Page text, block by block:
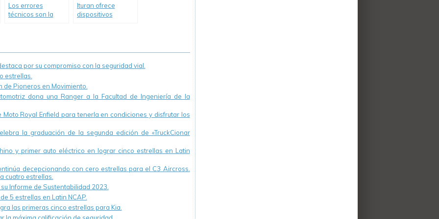
Los errores
técnicos son la
Ituran ofrece
dispositivos
por su compromiso con la seguridad vial.
estrellas.
Pioneros en Movimiento.
dona una Ranger a la Facultad de Ingeniería de la
Royal Enfield para tenerla en condiciones y disfrutar los
la graduación de la segunda edición de «TruckCionar
y primer auto eléctrico en lograr cinco estrellas en Latin
decepcionando con cero estrellas para el C3 Aircross.
cuatro estrellas.
Informe de Sustentabilidad 2023.
5 estrellas en Latin NCAP.
las primeras cinco estrellas para Kia.